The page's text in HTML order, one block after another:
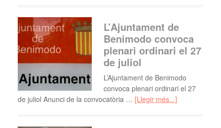
L’Ajuntament de
Benimodo convoca
plenari ordinari el 27
de juliol
L’Ajuntament de Benimodo
convoca plenari ordinari el 27
de juliol Anunci de la convocatòria … [Llegir més...]